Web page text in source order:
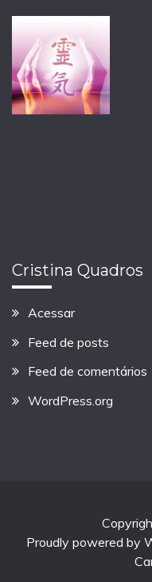
Cristina Quadros
Acessar
Feed de posts
Feed de comentários
WordPress.org
Proudly powered by